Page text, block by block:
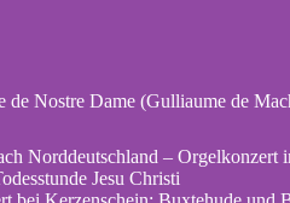
de Nostre Dame (Gulliaume de
Norddeutschland – Orgelkonzert
Jesu Christi